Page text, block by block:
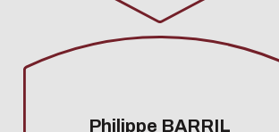
Philippe BARRIL